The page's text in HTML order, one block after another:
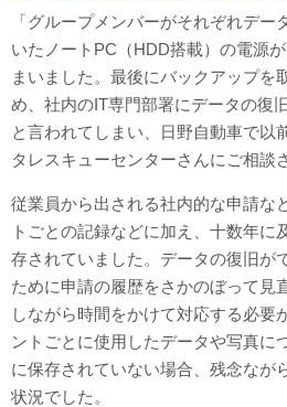
「グループメンバーがそれぞれデー
いたノートPC（HDD搭載）の電源
まいました。最後にバックアップを
め、社内のIT専門部署にデータの復
と言われてしまい、日野自動車で以
タレスキューセンターさんにご相談
従業員から出される社内的な申請な
トごとの記録などに加え、十数年に
存されていました。データの復旧が
ために申請の履歴をさかのぼって見
しながら時間をかけて対応する必要
ントごとに使用したデータや写真に
に保存されていない場合、残念なが
状況でした。